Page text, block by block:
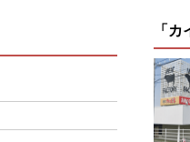
「